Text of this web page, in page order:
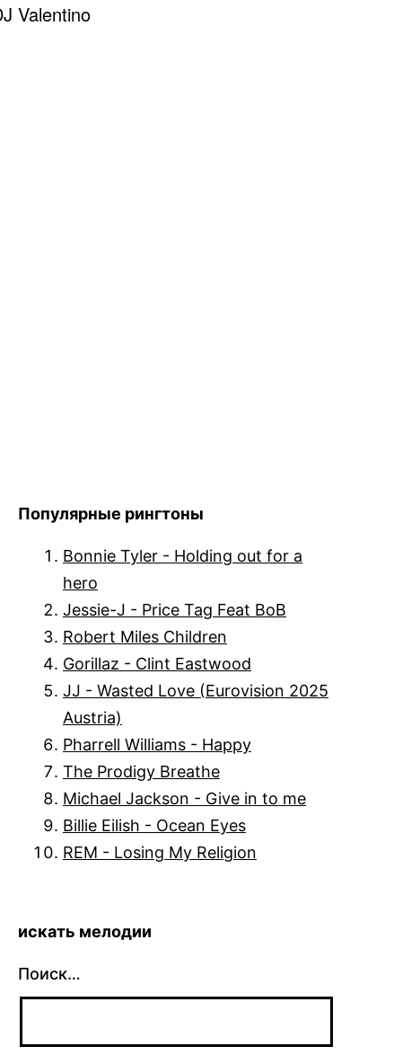
Valentino
Популярные рингтоны
Bonnie Tyler - Holding out for a
hero
Jessie-J - Price Tag Feat BoB
Robert Miles Children
Gorillaz - Clint Eastwood
JJ - Wasted Love (Eurovision 2025
Austria)
Pharrell Williams - Happy
The Prodigy Breathe
Michael Jackson - Give in to me
Billie Eilish - Ocean Eyes
REM - Losing My Religion
искать мелодии
Поиск…